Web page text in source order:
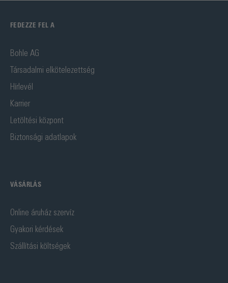
FEDEZZE FEL A
Bohle AG
Társadalmi elkötelezettség
Hírlevél
Karrier
Letöltési központ
Biztonsági adatlapok
VÁSÁRLÁS
Online áruház szervíz
Gyakori kérdések
Szállítási költségek